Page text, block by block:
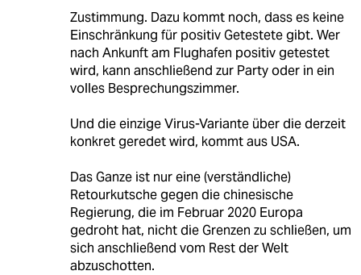
Zustimmung. Dazu kommt noch, dass es keine
Einschränkung für positiv Getestete gibt. Wer
nach Ankunft am Flughafen positiv getestet
wird, kann anschließend zur Party oder in ein
volles Besprechungszimmer.
Und die einzige Virus-Variante über die derzeit
konkret geredet wird, kommt aus USA.
Das Ganze ist nur eine (verständliche)
Retourkutsche gegen die chinesische
Regierung, die im Februar 2020 Europa
gedroht hat, nicht die Grenzen zu schließen, um
sich anschließend vom Rest der Welt
abzuschotten.